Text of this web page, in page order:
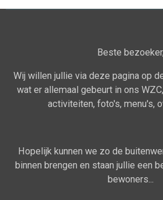
Beste bezoeker,
Wij willen jullie via deze pagina op
wat er allemaal gebeurt in ons
activiteiten, foto's, menu's,
Hopelijk kunnen we zo de
binnen brengen en staan jullie een
bewoners...